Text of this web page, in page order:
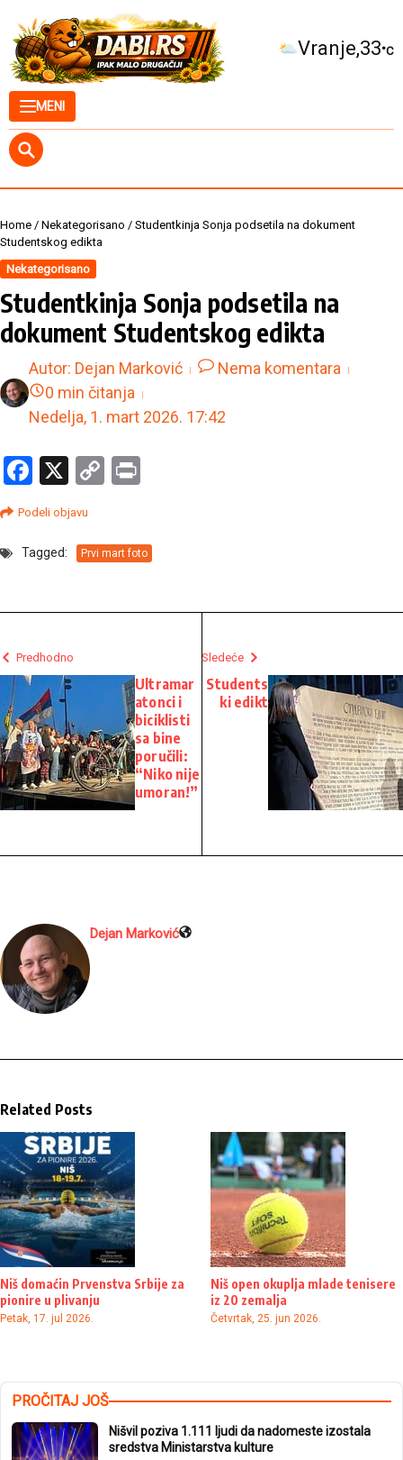
MENI
Kuršumlija 34°C
Home / Nekategorisano / Studentkinja Sonja podsetila na dokument
Studentskog edikta
Nekategorisano
Studentkinja Sonja podsetila na
dokument Studentskog edikta
Autor: Dejan Marković
Nema komentara
0 min čitanja
Nedelja, 1. mart 2026. 17:42
Facebook
X
Copy
Podeli objavu
Tagged: Prvi mart foto
Predhodno
Ultramar
atonci i
biciklisti
sa bine
poručili:
“Niko nije
umoran!”
Sledeće
Students
ki edikt
Dejan Marković
Related Posts
Niš domaćin Prvenstva Srbije za
pionire u plivanju
Petak, 17. jul 2026.
Niš open okuplja mlade tenisere
iz 20 zemalja
Četvrtak, 25. jun 2026.
PROČITAJ JOŠ
Nišvil poziva 1.111 ljudi da nadomeste izostala
sredstva Ministarstva kulture